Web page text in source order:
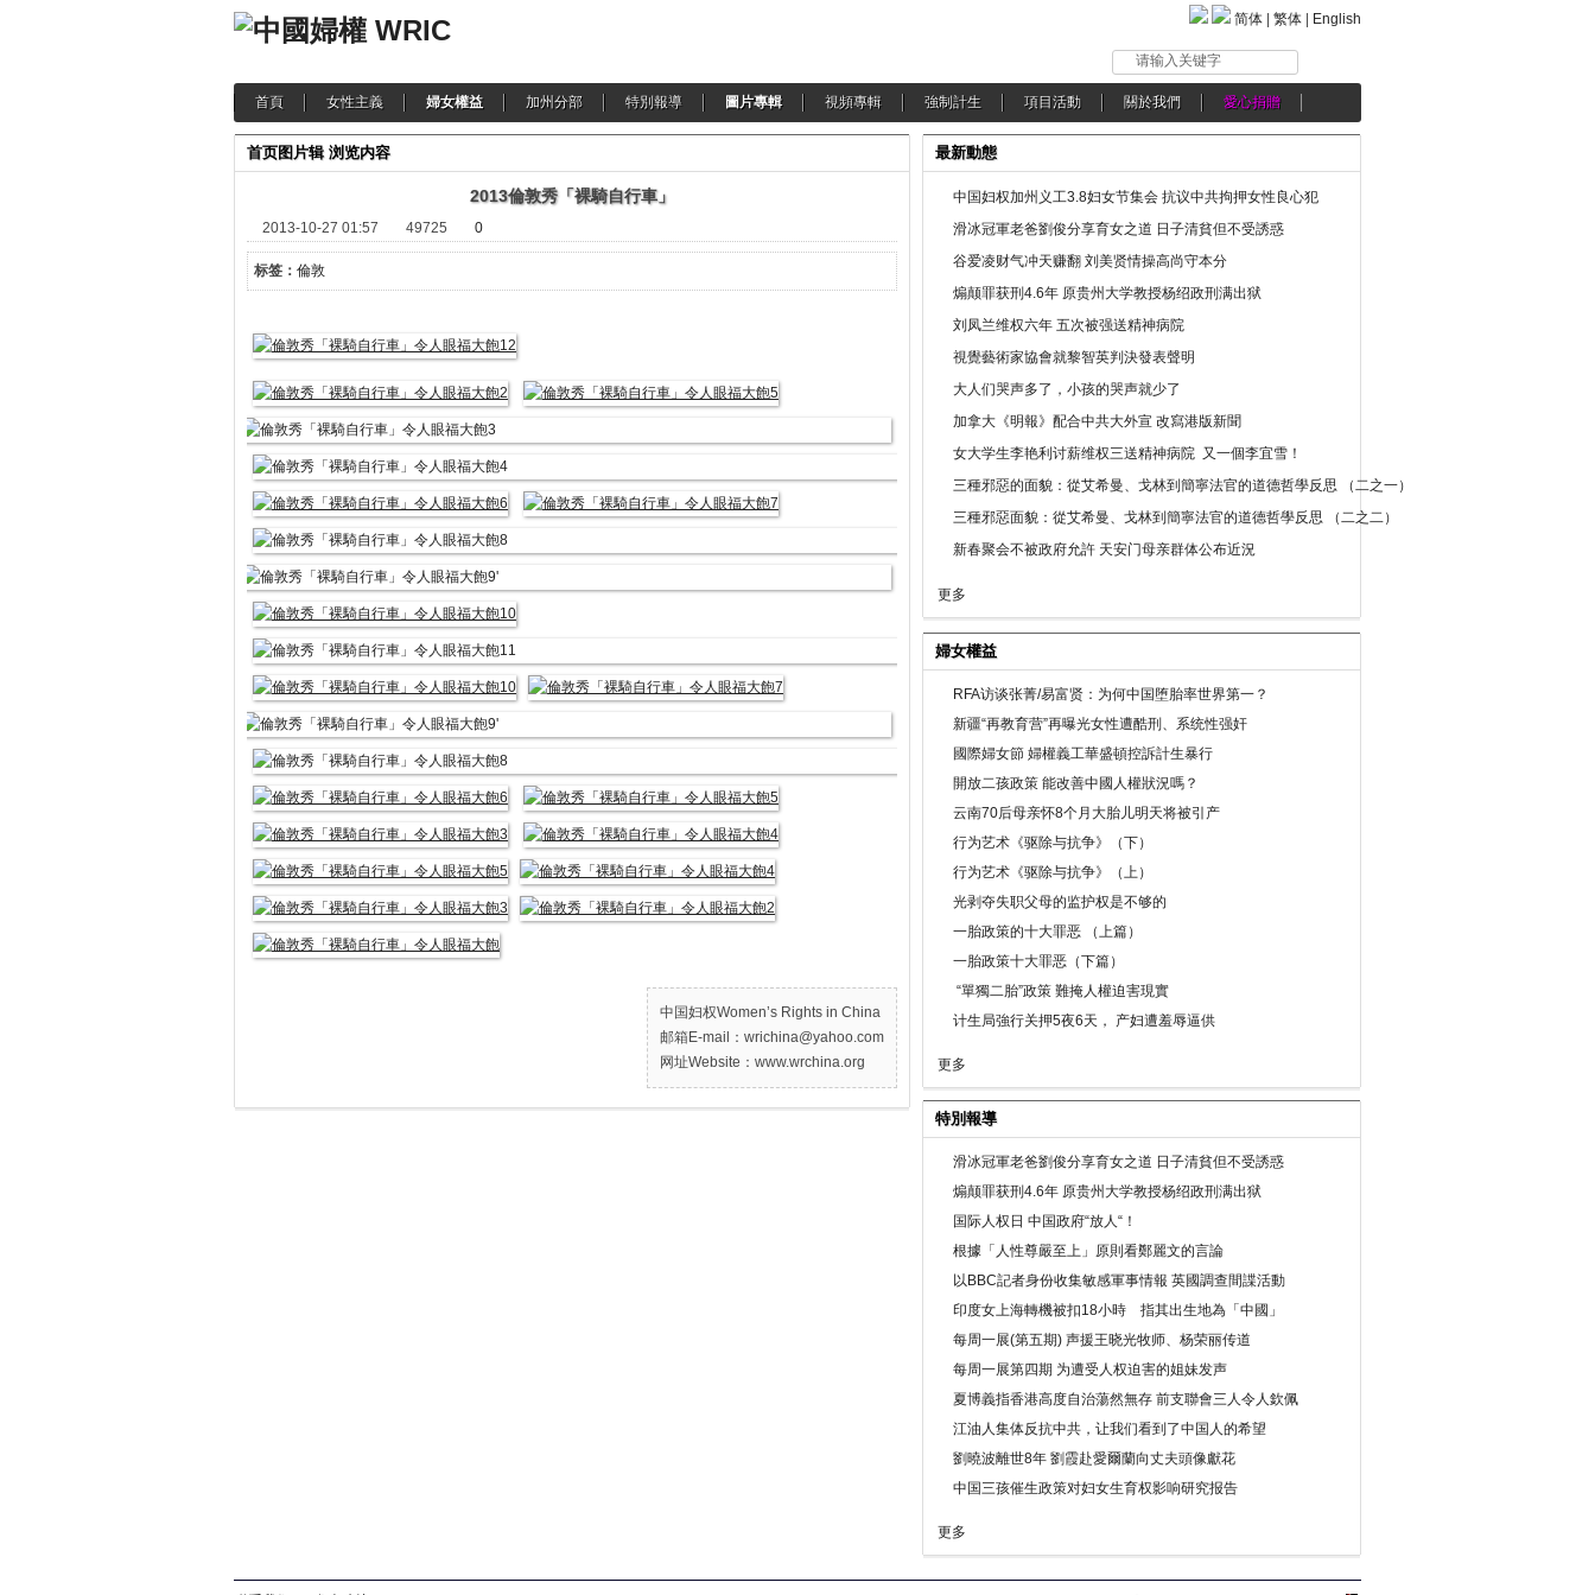
简体 繁体 English
请输入关键字
首頁 女性主義 婦女權益 加州分部 特別報導 圖片專輯 視頻專輯 強制計生 項目活動 關於我們 愛心捐贈
首页图片辑 浏览内容
2013倫敦秀「裸騎自行車」
2013-10-27 01:57 49725 0
标签： 倫敦
中国妇权Women’s Rights in China
邮箱E-mail：wrichina@yahoo.com
网址Website：www.wrchina.org
最新動態
中国妇权加州义工3.8妇女节集会 抗议中共拘押女性良心犯
滑冰冠軍老爸劉俊分享育女之道 日子清貧但不受誘惑
谷爱凌财气冲天赚翻 刘美贤情操高尚守本分
煽颠罪获刑4.6年 原贵州大学教授杨绍政刑满出狱
刘凤兰维权六年 五次被强送精神病院
視覺藝術家協會就黎智英判決發表聲明
大人们哭声多了，小孩的哭声就少了
加拿大《明報》配合中共大外宣 改寫港版新聞
女大学生李艳利讨薪维权三送精神病院 又一個李宜雪！
三種邪惡的面貌：從艾希曼、戈林到簡寧法官的道德哲學反思 （二之一）
三種邪惡面貌：從艾希曼、戈林到簡寧法官的道德哲學反思 （二之二）
新春聚会不被政府允許 天安门母亲群体公布近況
更多
婦女權益
RFA访谈张菁/易富贤：为何中国堕胎率世界第一？
新疆“再教育营”再曝光女性遭酷刑、系统性强奸
國際婦女節 婦權義工華盛頓控訴計生暴行
開放二孩政策 能改善中國人權狀況嗎？
云南70后母亲怀8个月大胎儿明天将被引产
行为艺术《驱除与抗争》（下）
行为艺术《驱除与抗争》（上）
光剥夺失职父母的监护权是不够的
一胎政策的十大罪恶 （上篇）
一胎政策十大罪恶（下篇）
“單獨二胎”政策 難掩人權迫害現實
计生局強行关押5夜6天， 产妇遭羞辱逼供
更多
特別報導
滑冰冠軍老爸劉俊分享育女之道 日子清貧但不受誘惑
煽颠罪获刑4.6年 原贵州大学教授杨绍政刑满出狱
国际人权日 中国政府“放人“！
根據「人性尊嚴至上」原則看鄭麗文的言論
以BBC記者身份收集敏感軍事情報 英國調查間諜活動
印度女上海轉機被扣18小時 指其出生地為「中國」
每周一展(第五期) 声援王晓光牧师、杨荣丽传道
每周一展第四期 为遭受人权迫害的姐妹发声
夏博義指香港高度自治蕩然無存 前支聯會三人令人欽佩
江油人集体反抗中共，让我们看到了中国人的希望
劉曉波離世8年 劉霞赴愛爾蘭向丈夫頭像獻花
中国三孩催生政策对妇女生育权影响研究报告
更多